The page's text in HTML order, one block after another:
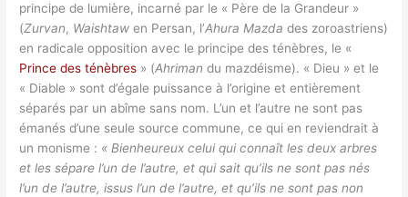
principe de lumière, incarné par le « Père de la Grandeur »
(Zurvan, Waishtaw en Persan, l’Ahura Mazda des zoroastriens)
en radicale opposition avec le principe des ténèbres, le «
Prince des ténèbres » (Ahriman du mazdéisme). « Dieu » et le
« Diable » sont d’égale puissance à l’origine et entièrement
séparés par un abîme sans nom. L’un et l’autre ne sont pas
émanés d’une seule source commune, ce qui en reviendrait à
un monisme : « Bienheureux celui qui connaît les deux arbres
et les sépare l’un de l’autre, et qui sait qu’ils ne sont pas nés
l’un de l’autre, issus l’un de l’autre, et qu’ils ne sont pas non